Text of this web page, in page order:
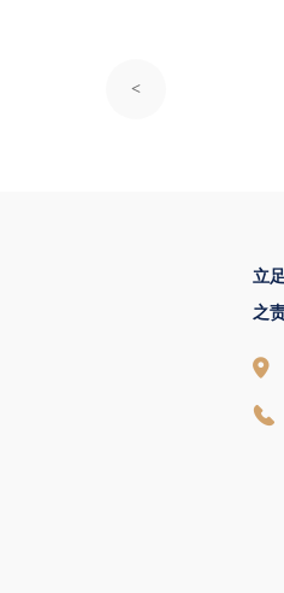
<
立
之